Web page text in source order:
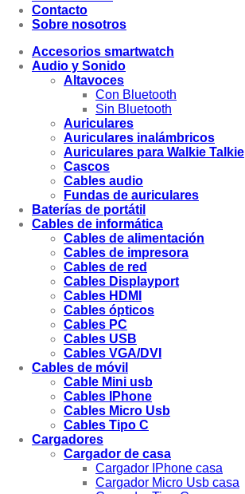
Contacto
Sobre nosotros
Accesorios smartwatch
Audio y Sonido
Altavoces
Con Bluetooth
Sin Bluetooth
Auriculares
Auriculares inalámbricos
Auriculares para Walkie Talkie
Cascos
Cables audio
Fundas de auriculares
Baterías de portátil
Cables de informática
Cables de alimentación
Cables de impresora
Cables de red
Cables Displayport
Cables HDMI
Cables ópticos
Cables PC
Cables USB
Cables VGA/DVI
Cables de móvil
Cable Mini usb
Cables IPhone
Cables Micro Usb
Cables Tipo C
Cargadores
Cargador de casa
Cargador IPhone casa
Cargador Micro Usb casa